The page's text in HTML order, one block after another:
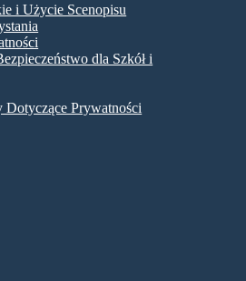
i Użycie Scenopisu
dla Szkół i
Prywatności